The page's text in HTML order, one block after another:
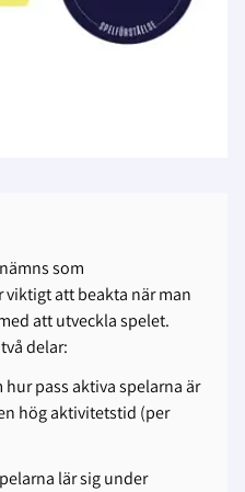
som
att beakta när man
att utveckla spelet.
delar:
hur pass aktiva spelarna är
hög aktivitetstid (per
lär sig under